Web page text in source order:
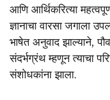
आणि आर्थिकरित्या
ज्ञानाचा वारसा जगाला
भाषेत अनुवाद झाल्याने,
संदर्भग्रंथ म्हणून त्याचा
संशोधकांना झाला.